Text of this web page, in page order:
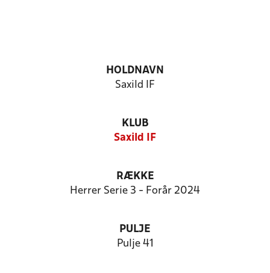
HOLDNAVN
Saxild IF
KLUB
Saxild IF
RÆKKE
Herrer Serie 3 - Forår 2024
PULJE
Pulje 41